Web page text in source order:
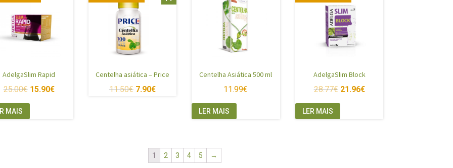
AdelgaSlim Rapid
25.00€ 15.90€
MAIS
Centelha asiática – Price
11.50€ 7.90€
Centelha Asiática 500 ml
11.99€
LER MAIS
AdelgaSlim Block
28.77€ 21.96€
LER MAIS
1 2 3 4 5 →